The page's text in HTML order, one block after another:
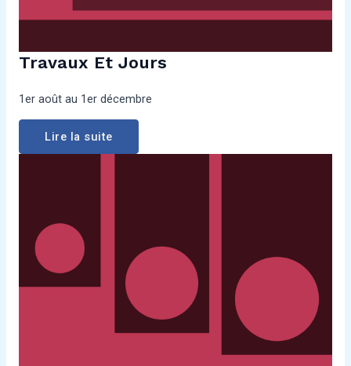
Travaux Et Jours
1er août au 1er décembre
Lire la suite